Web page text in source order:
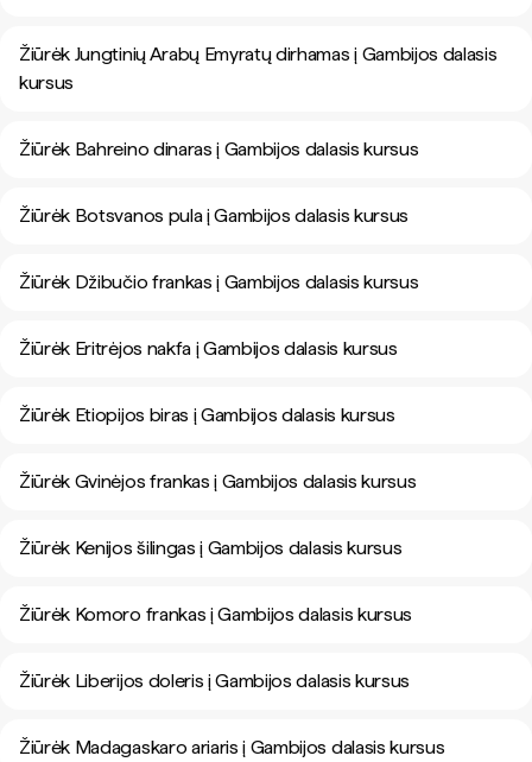
Žiūrėk Jungtinių Arabų Emyratų dirhamas į Gambijos dalasis
kursus
Žiūrėk Bahreino dinaras į Gambijos dalasis kursus
Žiūrėk Botsvanos pula į Gambijos dalasis kursus
Žiūrėk Džibučio frankas į Gambijos dalasis kursus
Žiūrėk Eritrėjos nakfa į Gambijos dalasis kursus
Žiūrėk Etiopijos biras į Gambijos dalasis kursus
Žiūrėk Gvinėjos frankas į Gambijos dalasis kursus
Žiūrėk Kenijos šilingas į Gambijos dalasis kursus
Žiūrėk Komoro frankas į Gambijos dalasis kursus
Žiūrėk Liberijos doleris į Gambijos dalasis kursus
Žiūrėk Madagaskaro ariaris į Gambijos dalasis kursus